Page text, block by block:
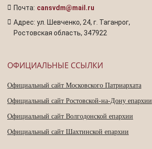
Почта: cansvdm@mail.ru
Адрес: ул. Шевченко, 24, г. Таганрог,
Ростовская область, 347922
ОФИЦИАЛЬНЫЕ ССЫЛКИ
Официальный сайт Московского Патриархата
Официальный сайт Ростовской-на-Дону епархии
Официальный сайт Волгодонской епархии
Официальный сайт Шахтинской епархии